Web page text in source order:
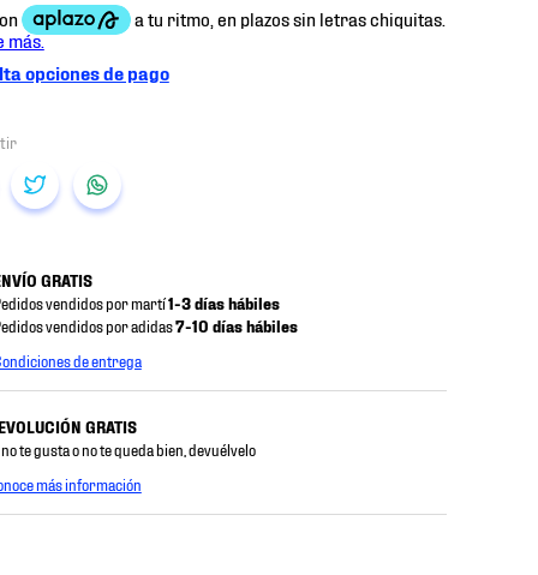
opciones de pago
GRATIS
vendidos por martí1-3 días hábiles
vendidos por adidas7-10 días hábiles
de entrega
GRATIS
te gusta o no te queda bien, devuélvelo
más información